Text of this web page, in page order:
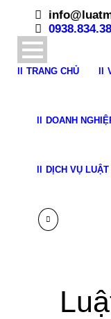
TRANG CHỦ
DOANH
DỊCH VỤ